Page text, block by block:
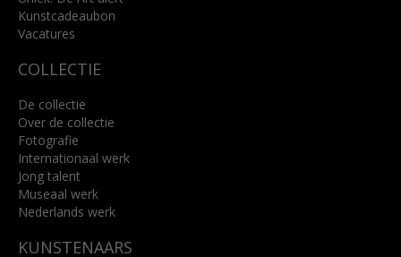
Lees meer
Kunstcadeaubon
Vacatures
COLLECTIE
De collectie
Over de collectie
Fotografie
Internationaal werk
Jong talent
Museaal werk
Nederlands werk
KUNSTENAARS